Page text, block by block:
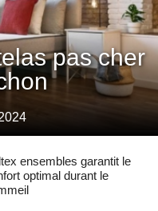
pas cher
ensembles garantit le
optimal durant le